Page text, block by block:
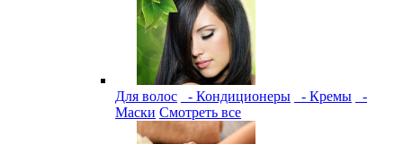
Для волос - Кондиционеры - Кремы
-
Маски Смотреть все